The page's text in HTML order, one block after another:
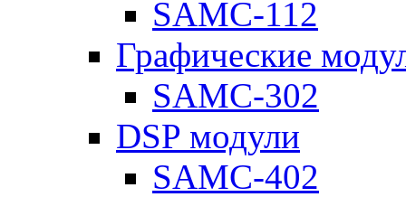
SAMC-112
Графические
SAMC-302
DSP модули
SAMC-402